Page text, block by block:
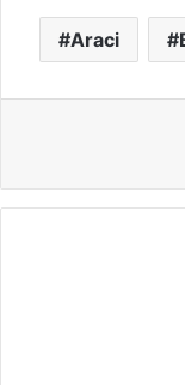
Araci